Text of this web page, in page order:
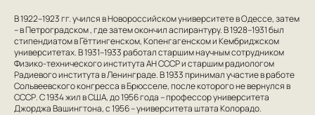
В 1922–1923 гг. учился в Новороссийском университете в Одессе, затем
– в Петроградском , где затем окончил аспирантуру. В 1928–1931 был
стипендиатом в Гёттингенском, Копенгагенском и Кембриджском
университетах. В 1931–1933 работал старшим научным сотрудником
Физико-технического института АН СССР и старшим радиологом
Радиевого института в Ленинграде. В 1933 принимал участие в работе
Сольвеевского конгресса в Брюсселе, после которого не вернулся в
СССР. С 1934 жил в США, до 1956 года – профессор университета
Джорджа Вашингтона, с 1956 – университета штата Колорадо.